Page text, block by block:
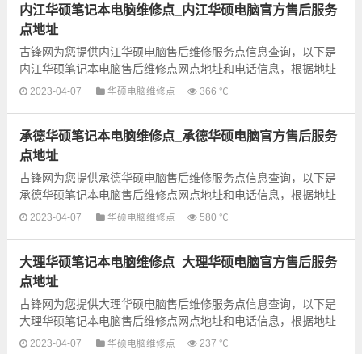
内江华硕笔记本电脑维修点_内江华硕电脑官方售后服务
点地址
古锋网为您提供内江华硕电脑售后维修服务点信息查询，以下是
内江华硕笔记本电脑售后维修点网点地址和电话信息，根据地址
信息选择就近的维修点进行保修即可，建议先电话联系预约...
2023-04-07 华硕电脑维修点 366 ℃
承德华硕笔记本电脑维修点_承德华硕电脑官方售后服务
点地址
古锋网为您提供承德华硕电脑售后维修服务点信息查询，以下是
承德华硕笔记本电脑售后维修点网点地址和电话信息，根据地址
信息选择就近的维修点进行保修即可，建议先电话联系预约...
2023-04-07 华硕电脑维修点 580 ℃
大理华硕笔记本电脑维修点_大理华硕电脑官方售后服务
点地址
古锋网为您提供大理华硕电脑售后维修服务点信息查询，以下是
大理华硕笔记本电脑售后维修点网点地址和电话信息，根据地址
信息选择就近的维修点进行保修即可，建议先电话联系预约...
2023-04-07 华硕电脑维修点 237 ℃